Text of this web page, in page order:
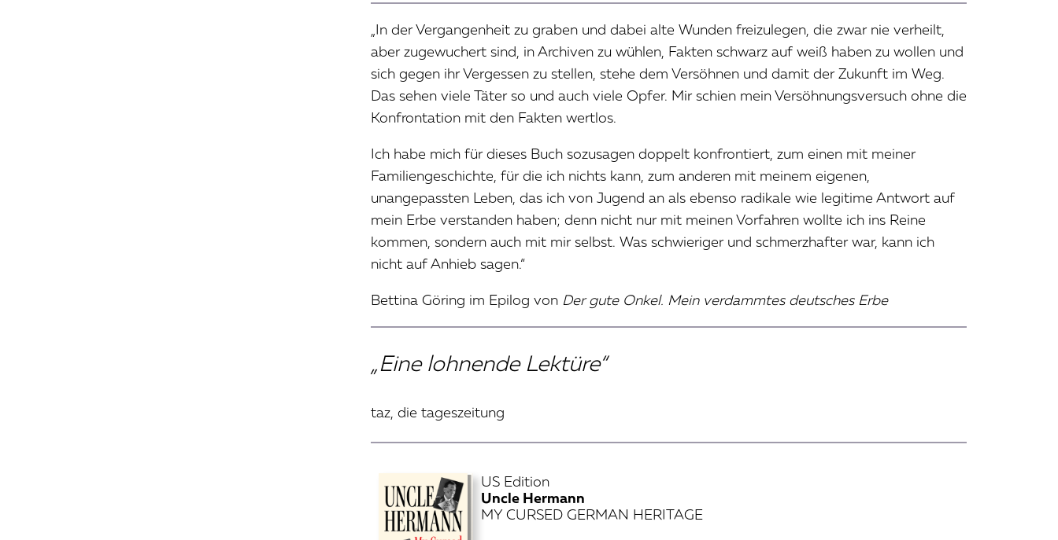
„In der Vergangenheit zu graben und dabei alte Wunden freizulegen, die zwar nie verheilt,
aber zugewuchert sind, in Archiven zu wühlen, Fakten schwarz auf weiß haben zu wollen und
sich gegen ihr Vergessen zu stellen, stehe dem Versöhnen und damit der Zukunft im Weg.
Das sehen viele Täter so und auch viele Opfer. Mir schien mein Versöhnungsversuch ohne die
Konfrontation mit den Fakten wertlos.
Ich habe mich für dieses Buch sozusagen doppelt konfrontiert, zum einen mit meiner
Familiengeschichte, für die ich nichts kann, zum anderen mit meinem eigenen,
unangepassten Leben, das ich von Jugend an als ebenso radikale wie legitime Antwort auf
mein Erbe verstanden haben; denn nicht nur mit meinen Vorfahren wollte ich ins Reine
kommen, sondern auch mit mir selbst. Was schwieriger und schmerzhafter war, kann ich
nicht auf Anhieb sagen.“
Bettina Göring im Epilog von Der gute Onkel. Mein verdammtes deutsches Erbe
„Eine lohnende Lektüre“
taz, die tageszeitung
US Edition
Uncle Hermann
MY CURSED GERMAN HERITAGE